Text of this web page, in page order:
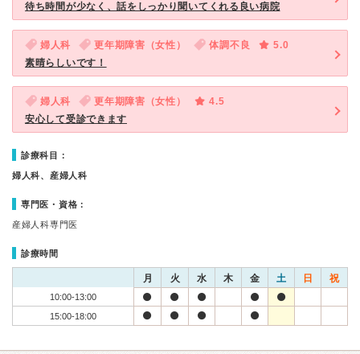
待ち時間が少なく、話をしっかり聞いてくれる良い病院
婦人科 更年期障害（女性） 体調不良
5.0
素晴らしいです！
婦人科 更年期障害（女性）
4.5
安心して受診できます
診療科目：
婦人科、産婦人科
専門医・資格：
産婦人科専門医
診療時間
月 火 水 木 金 土 日 祝
10:00-13:00
15:00-18:00